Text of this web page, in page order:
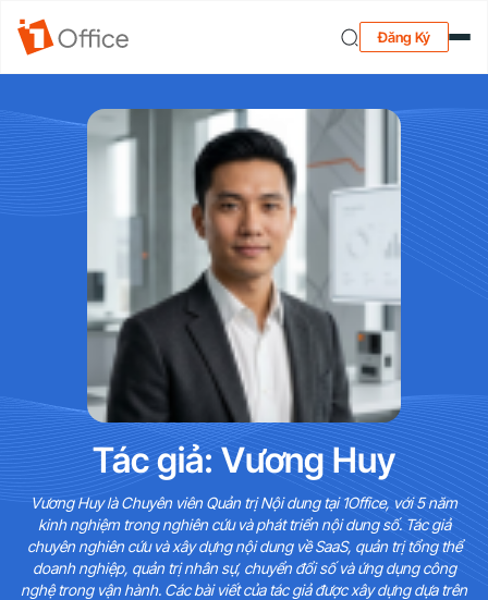
Đăng Ký
Tác giả: Vương Huy
Vương Huy là Chuyên viên Quản trị Nội dung tại 1Office, với 5 năm
kinh nghiệm trong nghiên cứu và phát triển nội dung số. Tác giả
chuyên nghiên cứu và xây dựng nội dung về SaaS, quản trị tổng thể
doanh nghiệp, quản trị nhân sự, chuyển đổi số và ứng dụng công
nghệ trong vận hành. Các bài viết của tác giả được xây dựng dựa trên